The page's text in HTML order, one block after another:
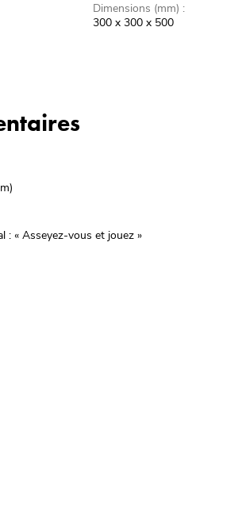
Dimensions (mm) :
300 x 300 x 500
: « Asseyez-vous et jouez »